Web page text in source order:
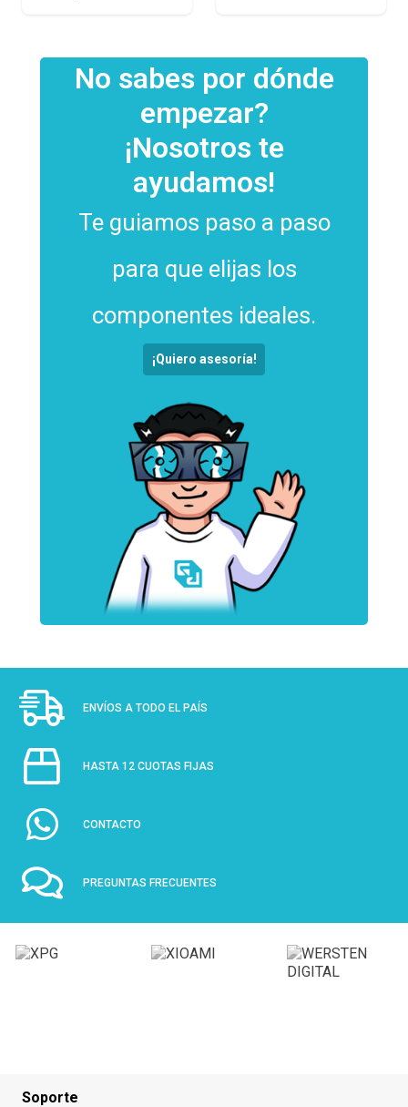
No sabes por dónde
empezar?
¡Nosotros te
ayudamos!
Te guiamos paso a paso
para que elijas los
componentes ideales.
¡Quiero asesoría!
ENVÍOS A TODO EL PAÍS
HASTA 12 CUOTAS FIJAS
CONTACTO
PREGUNTAS FRECUENTES
Soporte